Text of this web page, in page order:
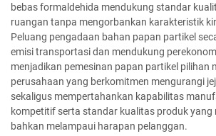
bebas formaldehida mendukung standar
ruangan tanpa mengorbankan karakteristik
Peluang pengadaan bahan papan partikel
emisi transportasi dan mendukung
menjadikan pemesinan papan partikel pilihan
perusahaan yang berkomitmen mengurangi
sekaligus mempertahankan kapabilitas
kompetitif serta standar kualitas produk yang
bahkan melampaui harapan pelanggan.